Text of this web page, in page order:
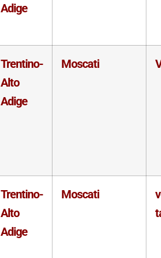
Adige
Trentino-
Alto
Adige
Moscati
Trentino-
Alto
Adige
Moscati